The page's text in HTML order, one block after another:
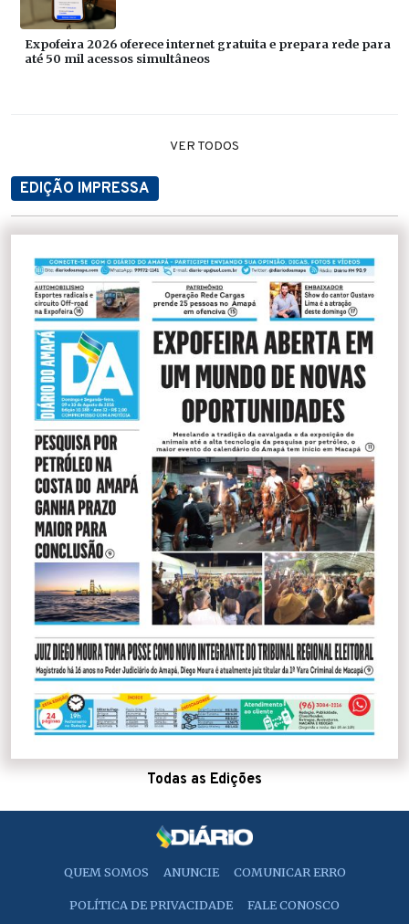
Expofeira 2026 oferece internet gratuita e prepara rede para
até 50 mil acessos simultâneos
VER TODOS
EDIÇÃO IMPRESSA
Todas as Edições
QUEM SOMOS ANUNCIE COMUNICAR ERRO
POLÍTICA DE PRIVACIDADE FALE CONOSCO